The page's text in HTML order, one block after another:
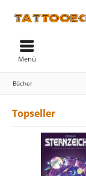
Menü
Bücher
Topseller